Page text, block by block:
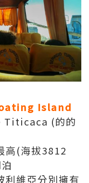
Island
Titicaca (的的
(海拔3812
維亞分別擁有